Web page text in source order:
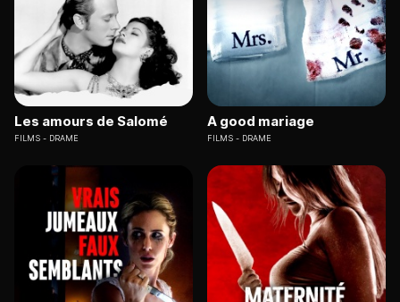
Les amours de Salomé
FILMS DRAME
A good mariage
FILMS DRAME